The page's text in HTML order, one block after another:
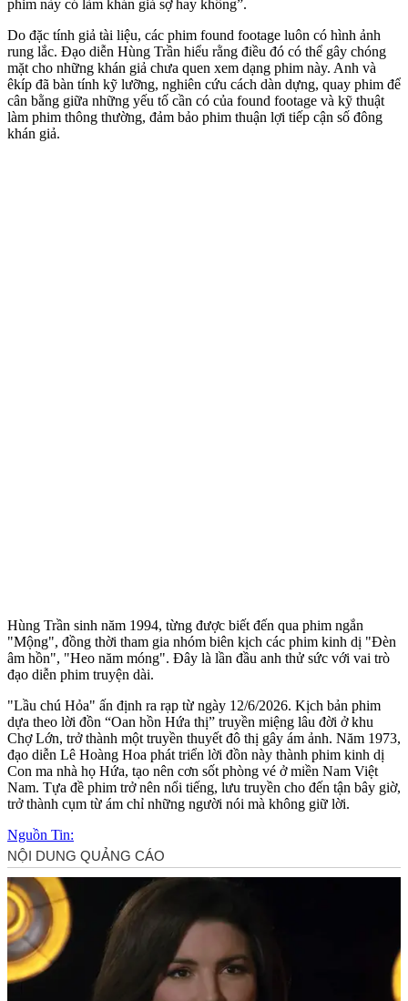
phim này có làm khán giả sợ hay không”.
Do đặc tính giả tài liệu, các phim found footage luôn có hình ảnh
rung lắc. Đạo diễn Hùng Trần hiểu rằng điều đó có thể gây chóng
mặt cho những khán giả chưa quen xem dạng phim này. Anh và
êkíp đã bàn tính kỹ lưỡng, nghiên cứu cách dàn dựng, quay phim để
cân bằng giữa những yếu tố cần có của found footage và kỹ thuật
làm phim thông thường, đảm bảo phim thuận lợi tiếp cận số đông
khán giả.
Hùng Trần sinh năm 1994, từng được biết đến qua phim ngắn
"Mộng", đồng thời tham gia nhóm biên kịch các phim kinh dị "Đèn
âm hồn", "Heo năm móng". Đây là lần đầu anh thử sức với vai trò
đạo diễn phim truyện dài.
"Lầu chú Hỏa" ấn định ra rạp từ ngày 12/6/2026. Kịch bản phim
dựa theo lời đồn “Oan hồn Hứa thị” truyền miệng lâu đời ở khu
Chợ Lớn, trở thành một truyền thuyết đô thị gây ám ảnh. Năm 1973,
đạo diễn Lê Hoàng Hoa phát triển lời đồn này thành phim kinh dị
Con ma nhà họ Hứa, tạo nên cơn sốt phòng vé ở miền Nam Việt
Nam. Tựa đề phim trở nên nổi tiếng, lưu truyền cho đến tận bây giờ,
trở thành cụm từ ám chỉ những người nói mà không giữ lời.
Nguồn Tin: